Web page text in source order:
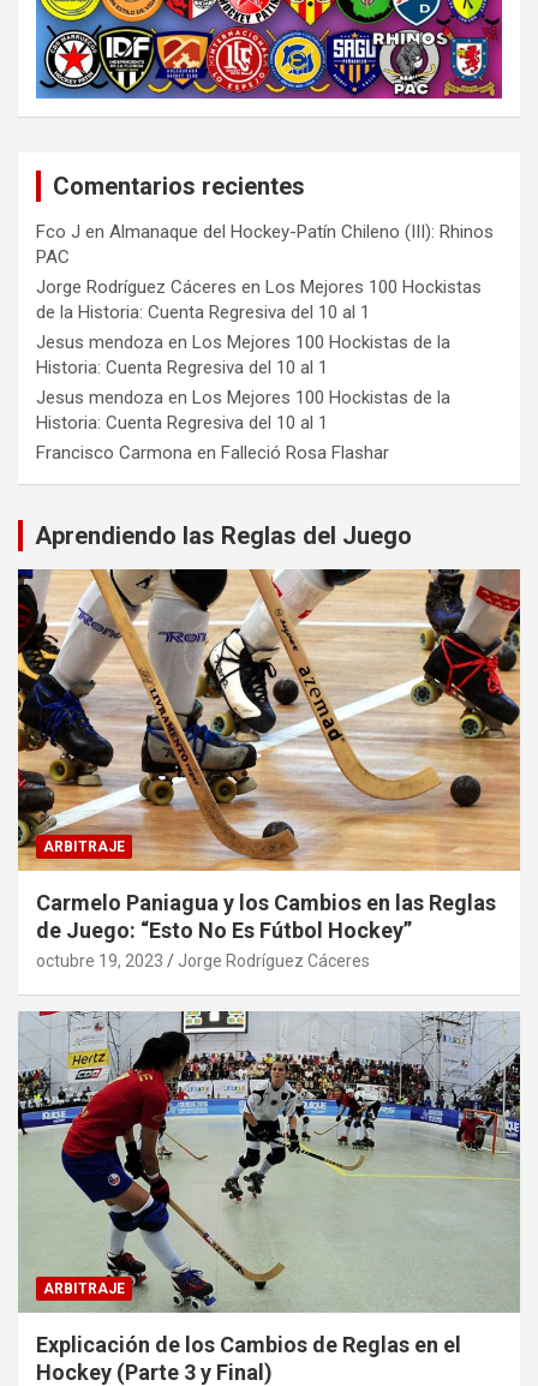
Comentarios recientes
Fco J en Almanaque del Hockey-Patín Chileno (III): Rhinos
PAC
Jorge Rodríguez Cáceres en Los Mejores 100 Hockistas
de la Historia: Cuenta Regresiva del 10 al 1
Jesus mendoza en Los Mejores 100 Hockistas de la
Historia: Cuenta Regresiva del 10 al 1
Jesus mendoza en Los Mejores 100 Hockistas de la
Historia: Cuenta Regresiva del 10 al 1
Francisco Carmona en Falleció Rosa Flashar
Aprendiendo las Reglas del Juego
ARBITRAJE
Carmelo Paniagua y los Cambios en las Reglas
de Juego: “Esto No Es Fútbol Hockey”
octubre 19, 2023 Jorge Rodríguez Cáceres
ARBITRAJE
Explicación de los Cambios de Reglas en el
Hockey (Parte 3 y Final)